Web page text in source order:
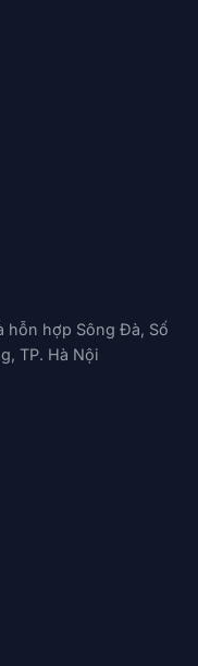
hỗn hợp Sông Đà, Số
TP. Hà Nội